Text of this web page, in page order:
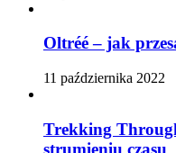
Oltréé – jak
11 października 2022
Trekking
strumieniu czasu